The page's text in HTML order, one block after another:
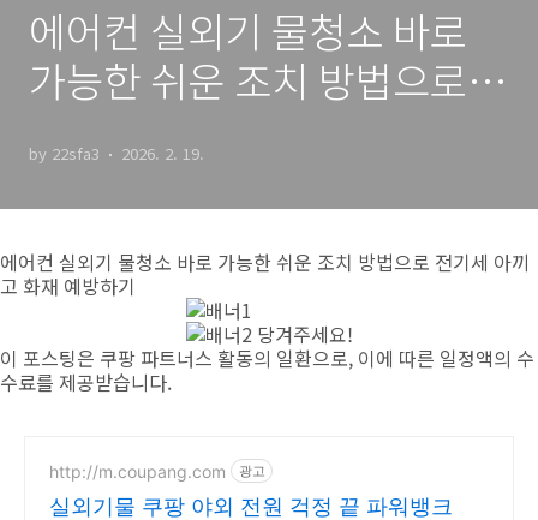
에어컨 실외기 물청소 바로
가능한 쉬운 조치 방법으로
by 22sfa3 2026. 2. 19.
에어컨 실외기 물청소 바로 가능한 쉬운 조치 방법으로 전기세 아끼
고 화재 예방하기
당겨주세요!
이 포스팅은 쿠팡 파트너스 활동의 일환으로, 이에 따른 일정액의 수
수료를 제공받습니다.
http://m.coupang.com 광고
실외기물 쿠팡 야외 전원 걱정 끝 파워뱅크